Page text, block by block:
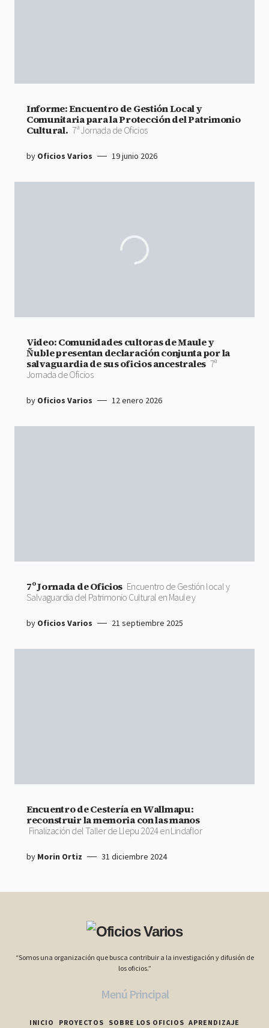
Informe: Encuentro de Gestión Local y
Comunitaria para la Protección del Patrimonio
Cultural. 7ª Jornada de Oficios
by Oficios Varios 19 junio 2026
Video: Comunidades cultoras de Maule y
Ñuble presentan declaración conjunta por la
salvaguardia de sus oficios ancestrales 7ª
Jornada de Oficios
by Oficios Varios 12 enero 2026
7º Jornada de Oficios Encuentro de Gestión local y
Salvaguardia del Patrimonio Cultural en Maule y
by Oficios Varios 21 septiembre 2025
Encuentro de Cestería en Wallmapu:
reconstruir la memoria con las manos
Finalización del Taller de Llepu 2024 en Lindaflor
by Morin Ortiz 31 diciembre 2024
“Somos una organización que busca contribuir a la investigación y difusión de
los oficios.”
Menú Principal
INICIO PROYECTOS SOBRE LOS OFICIOS APRENDIZAJE